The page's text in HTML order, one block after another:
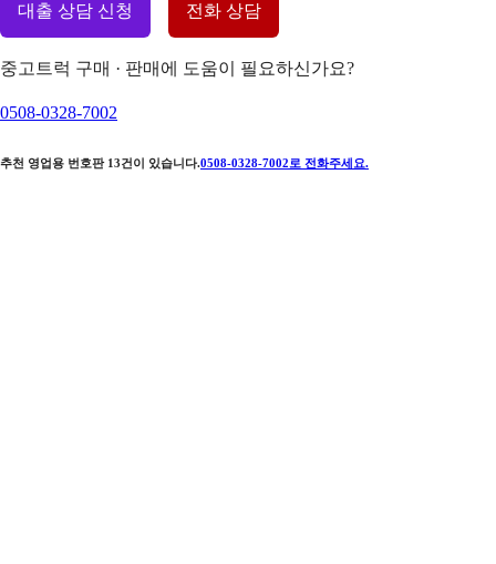
대출 상담 신청 전화 상담
중고트럭 구매 · 판매에 도움이 필요하신가요?
0508-0328-7002
추천 영업용 번호판 13건이 있습니다.0508-0328-7002 로 전화주세요.